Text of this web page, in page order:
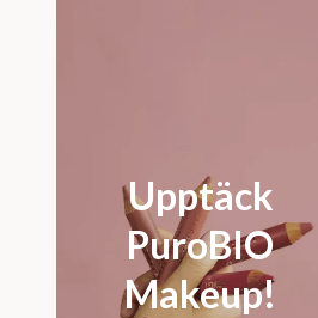
Upptäck
PuroBIO
Makeup!